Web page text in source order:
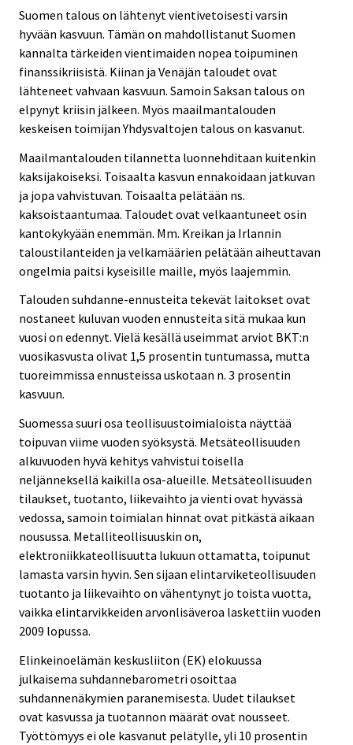
Suomen talous on lähtenyt vientivetoisesti varsin
hyvään kasvuun. Tämän on mahdollistanut Suomen
kannalta tärkeiden vientimaiden nopea toipuminen
finanssikriisistä. Kiinan ja Venäjän taloudet ovat
lähteneet vahvaan kasvuun. Samoin Saksan talous on
elpynyt kriisin jälkeen. Myös maailmantalouden
keskeisen toimijan Yhdysvaltojen talous on kasvanut.
Maailmantalouden tilannetta luonnehditaan kuitenkin
kaksijakoiseksi. Toisaalta kasvun ennakoidaan jatkuvan
ja jopa vahvistuvan. Toisaalta pelätään ns.
kaksoistaantumaa. Taloudet ovat velkaantuneet osin
kantokykyään enemmän. Mm. Kreikan ja Irlannin
taloustilanteiden ja velkamäärien pelätään aiheuttavan
ongelmia paitsi kyseisille maille, myös laajemmin.
Talouden suhdanne-ennusteita tekevät laitokset ovat
nostaneet kuluvan vuoden ennusteita sitä mukaa kun
vuosi on edennyt. Vielä kesällä useimmat arviot BKT:n
vuosikasvusta olivat 1,5 prosentin tuntumassa, mutta
tuoreimmissa ennusteissa uskotaan n. 3 prosentin
kasvuun.
Suomessa suuri osa teollisuustoimialoista näyttää
toipuvan viime vuoden syöksystä. Metsäteollisuuden
alkuvuoden hyvä kehitys vahvistui toisella
neljänneksellä kaikilla osa-alueille. Metsäteollisuuden
tilaukset, tuotanto, liikevaihto ja vienti ovat hyvässä
vedossa, samoin toimialan hinnat ovat pitkästä aikaan
nousussa. Metalliteollisuuskin on,
elektroniikkateollisuutta lukuun ottamatta, toipunut
lamasta varsin hyvin. Sen sijaan elintarviketeollisuuden
tuotanto ja liikevaihto on vähentynyt jo toista vuotta,
vaikka elintarvikkeiden arvonlisäveroa laskettiin vuoden
2009 lopussa.
Elinkeinoelämän keskusliiton (EK) elokuussa
julkaisema suhdannebarometri osoittaa
suhdannenäkymien paranemisesta. Uudet tilaukset
ovat kasvussa ja tuotannon määrät ovat nousseet.
Työttömyys ei ole kasvanut pelätylle, yli 10 prosentin